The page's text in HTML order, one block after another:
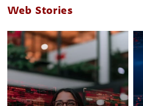
Web Stories